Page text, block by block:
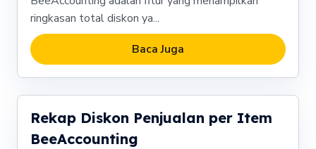
ringkasan total diskon ya...
Baca Juga
Rekap Diskon Penjualan per Item
BeeAccounting